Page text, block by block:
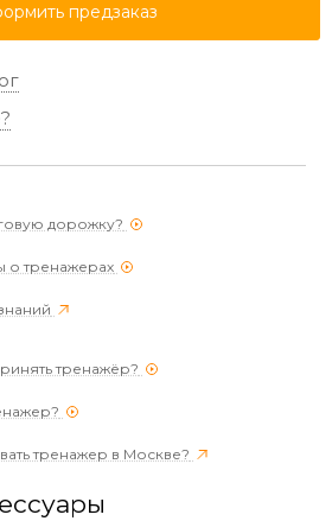
предзаказ
дорожку?
о тренажерах
тренажёр?
тренажер в Москве?